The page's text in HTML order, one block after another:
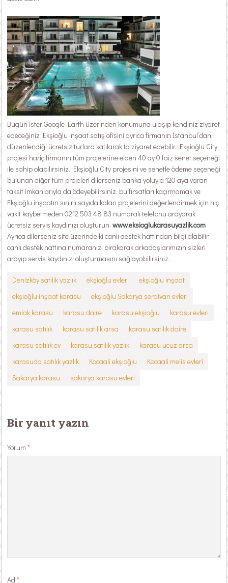
Bugün ister Google Earth üzerinden konumuna ulaşıp kendiniz ziyaret
edeceğiniz Ekşioğlu inşaat satış ofisini ayrıca firmanın İstanbul’dan
düzenlendiği ücretsiz turlara katılarak ta ziyaret edebilir, Ekşioğlu City
projesi hariç firmanın tüm projelerine elden 40 ay 0 faiz senet seçeneği
ile sahip olabilirsiniz. Ekşioğlu City projesini ve senetle ödeme seçeneği
bulunan diğer tüm projeleri dilerseniz banka yoluyla 120 aya varan
taksit imkanlarıyla da ödeyebilirsiniz. bu fırsatları kaçırmamak ve
Ekşioğlu inşaatın sınırlı sayıda kalan projelerini değerlendirmek için hiç
vakit kaybetmeden 0212 503 48 83 numaralı telefonu arayarak
ücretsiz servis kaydınızı oluşturun. www.eksioglukarasuyazlik.com
Ayrıca dilerseniz site üzerinde ki canlı destek hattından bilgi alabilir,
canlı destek hattına numaranızı bırakarak arkadaşlarımızın sizleri
arayıp servis kaydınızı oluşturmasını sağlayabilirsiniz.
Denizköy satılık yazlık ekşioğlu evleri
ekşioğlu inşaat
ekşioğlu inşaat karasu
ekşioğlu Sakarya serdivan evleri
emlak karasu
karasu daire karasu ekşioğlu
karasu evleri
karasu satılık
karasu satılık arsa
karasu satılık daire
karasu satılık ev
karasu satılık yazlık
karasu ucuz arsa
karasuda satılık yazlık
Kocaali ekşioğlu
Kocaali melis evleri
Sakarya karasu
sakarya karasu evleri
Bir yanıt yazın
Yorum*
Ad*